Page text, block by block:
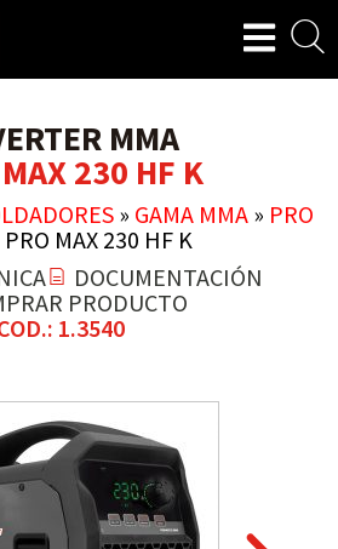
MMA
230 HF K
» GAMA MMA» PRO
PRO MAX 230 HF K
DOCUMENTACIÓN
PRODUCTO
1.3540